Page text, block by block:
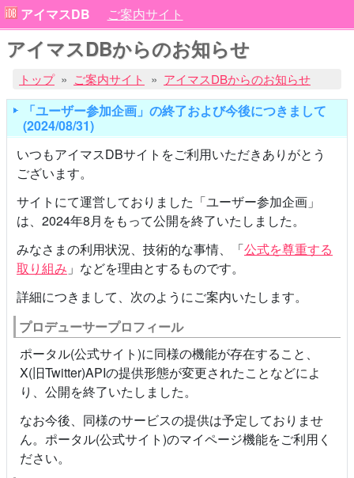
アイマスDB ご案内サイト
アイマスDBからのお知らせ
トップ ご案内サイト アイマスDBからのお知らせ
「ユーザー参加企画」の終了および今後につきまして
(2024/08/31)
いつもアイマスDBサイトをご利用いただきありがとう
ございます。
サイトにて運営しておりました「ユーザー参加企画」
は、2024年8月をもって公開を終了いたしました。
みなさまの利用状況、技術的な事情、「公式を尊重する
取り組み 」などを理由とするものです。
詳細につきまして、次のようにご案内いたします。
プロデューサープロフィール
ポータル(公式サイト)に同様の機能が存在すること、
X(旧Twitter)APIの提供形態が変更されたことなどによ
り、公開を終了いたしました。
なお今後、同様のサービスの提供は予定しておりませ
ん。ポータル(公式サイト)のマイページ機能をご利用く
ださい。